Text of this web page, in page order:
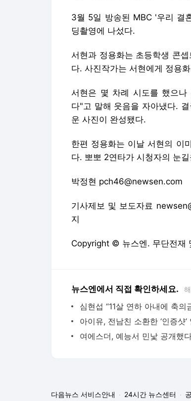
3월 5일 방송된 MBC '우리 결
딩촬영에 나섰다.
서현과 정용화는 초등학생 콘
다. 사진작가는 서현에게 정용
서현은 몇 차례 시도를 했으
다"고 말해 웃음을 자아냈다.
운 사진이 완성됐다.
한편 정용화는 이날 서현의 이
다. 뽀뽀 2연타가 시청자의 눈
박정현 pch46@newsen.com
기사제보 및 보도자료
지
Copyright © 뉴스엔. 무단전재
뉴스엔에서 직접 확인하세요.
다음뉴스 서비스안내 24시간 뉴스센터